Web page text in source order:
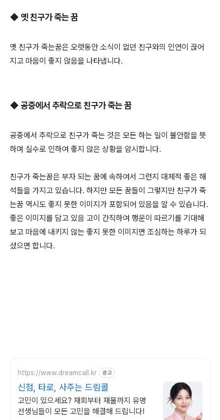
◆ 옛 친구가 죽는 꿈
옛 친구가 죽는꿈은 오랫동안 소식이 없던 친구와의 인연이 끊어
지고 마음이 좋지 않음을 나타냅니다.
◆ 공중에서 추락으로 친구가 죽는 꿈
공중에서 추락으로 친구가 죽는 것은 모든 하는 일이 불안함을 뜻
하며 실수로 인하여 좋지 않은 상황을 암시합니다.
친구가 죽는꿈은 부자 되는 꿈에 속하여서 그런지 대체적 좋은 해
석들을 가지고 있습니다. 하지만 모든 꿈들이 그렇지만 친구가 죽
는꿈 역시도 좋지 못한 이미지가 포함되어 있음을 알 수 있습니다.
좋은 이미지를 담고 있음 고이 간직하여 행운이 따르기를 기대해
보고 마음에 내키지 않는 좋지 못한 이미지면 조심하는 하루가 되
셨으면 합니다.
https://www.dreamcall.kr 광고
신점, 타로, 사주는 드림콜
고민이 있으세요? 재회부터 재물까지 유명
선생님들이 모든 고민을 해결해 드립니다!